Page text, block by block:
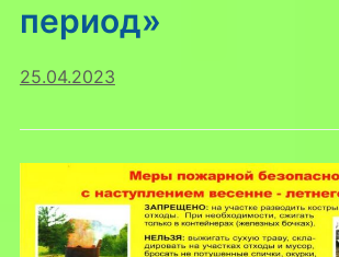
период»
25.04.2023